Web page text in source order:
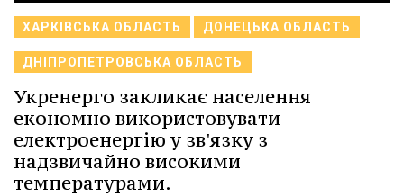
ХАРКІВСЬКА ОБЛАСТЬ ДОНЕЦЬКА ОБЛАСТЬ
ДНІПРОПЕТРОВСЬКА ОБЛАСТЬ
Укренерго закликає населення
економно використовувати
електроенергію у зв'язку з
надзвичайно високими
температурами.